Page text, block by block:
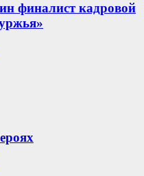
финалист кадровой